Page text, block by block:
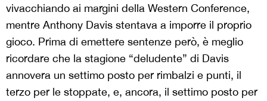
vivacchiando ai margini della Western Conference,
mentre Anthony Davis stentava a imporre il proprio
gioco. Prima di emettere sentenze però, è meglio
ricordare che la stagione “deludente” di Davis
annovera un settimo posto per rimbalzi e punti, il
terzo per le stoppate, e, ancora, il settimo posto per